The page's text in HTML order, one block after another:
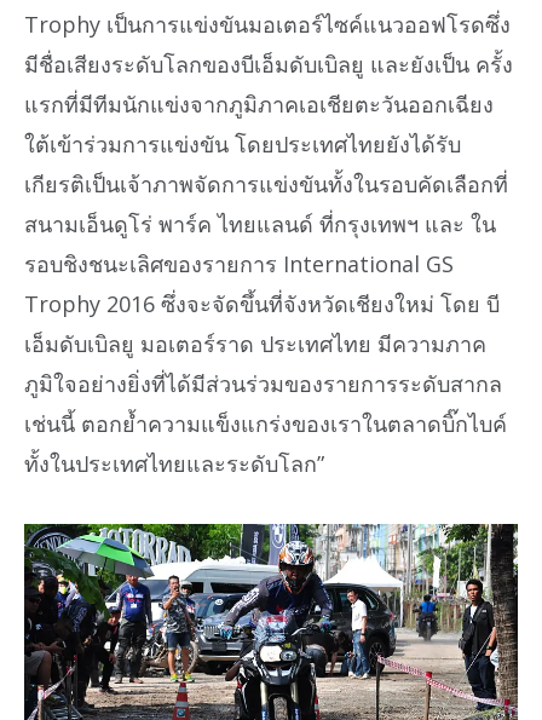
Trophy เป็นการแข่งขันมอเตอร์ไซค์แนวออฟโรดซึ่ง
มีชื่อเสียงระดับโลกของบีเอ็มดับเบิลยู และยังเป็น ครั้ง
แรกที่มีทีมนักแข่งจากภูมิภาคเอเชียตะวันออกเฉียง
ใต้เข้าร่วมการแข่งขัน โดยประเทศไทยยังได้รับ
เกียรติเป็นเจ้าภาพจัดการแข่งขันทั้งในรอบคัดเลือกที่
สนามเอ็นดูโร่ พาร์ค ไทยแลนด์ ที่กรุงเทพฯ และ ใน
รอบชิงชนะเลิศของรายการ International GS
Trophy 2016 ซึ่งจะจัดขึ้นที่จังหวัดเชียงใหม่ โดย บี
เอ็มดับเบิลยู มอเตอร์ราด ประเทศไทย มีความภาค
ภูมิใจอย่างยิ่งที่ได้มีส่วนร่วมของรายการระดับสากล
เช่นนี้ ตอกย้ำความแข็งแกร่งของเราในตลาดบิ๊กไบค์
ทั้งในประเทศไทยและระดับโลก”